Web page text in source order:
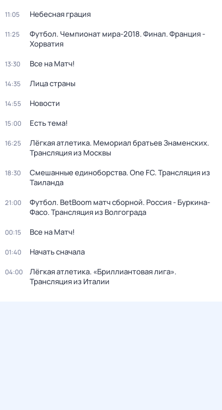
11:05 Небесная грация
11:25
Футбол. Чемпионат мира-2018. Финал. Франция -
Хорватия
13:30 Все на Матч!
14:35 Лица страны
14:55 Новости
15:00 Есть тема!
16:25
Лёгкая атлетика. Мемориал братьев Знаменских.
Трансляция из Москвы
18:30
Смешанные единоборства. One FC. Трансляция из
Таиланда
21:00
Футбол. BetBoom матч сборной. Россия - Буркина-
Фасо. Трансляция из Волгограда
00:15 Все на Матч!
01:40 Начать сначала
04:00
Лёгкая атлетика. «Бриллиантовая лига».
Трансляция из Италии